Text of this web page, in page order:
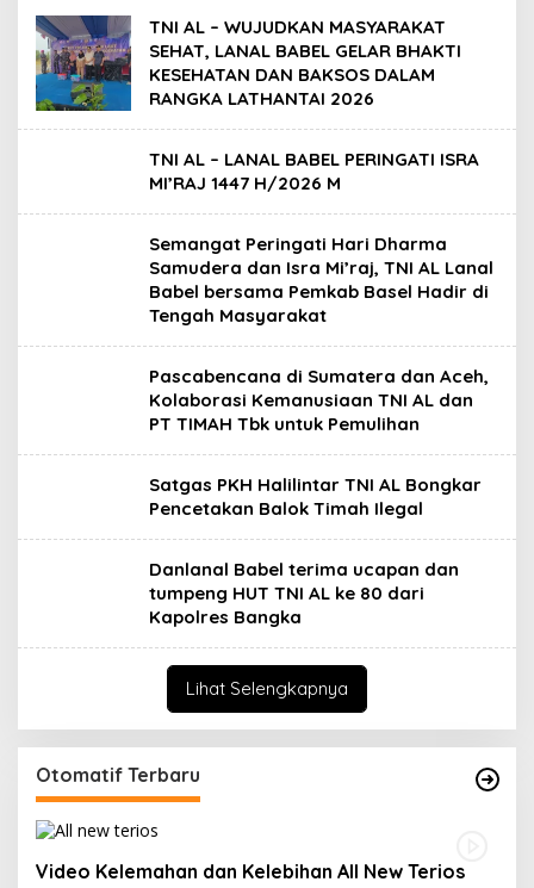
TNI AL – WUJUDKAN MASYARAKAT
SEHAT, LANAL BABEL GELAR BHAKTI
KESEHATAN DAN BAKSOS DALAM
RANGKA LATHANTAI 2026
TNI AL – LANAL BABEL PERINGATI ISRA
MI’RAJ 1447 H/2026 M
Semangat Peringati Hari Dharma
Samudera dan Isra Mi’raj, TNI AL Lanal
Babel bersama Pemkab Basel Hadir di
Tengah Masyarakat
Pascabencana di Sumatera dan Aceh,
Kolaborasi Kemanusiaan TNI AL dan
PT TIMAH Tbk untuk Pemulihan
Satgas PKH Halilintar TNI AL Bongkar
Pencetakan Balok Timah Ilegal
Danlanal Babel terima ucapan dan
tumpeng HUT TNI AL ke 80 dari
Kapolres Bangka
Lihat Selengkapnya
Otomatif Terbaru
Video Kelemahan dan Kelebihan All New Terios